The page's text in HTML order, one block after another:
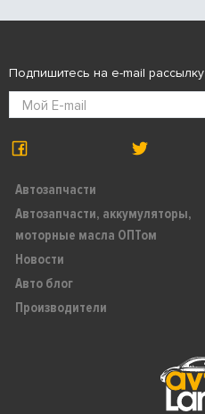
Автозапчасти
Автозапчасти, аккумуляторы,
моторные масла ОПТом
Новости
Авто блог
Производители
Подпишитесь на e-mail рассылку